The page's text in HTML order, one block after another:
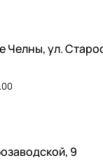
Челны, ул.
9